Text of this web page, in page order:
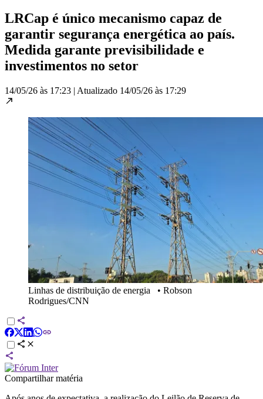
LRCap é único mecanismo capaz de
garantir segurança energética ao país.
Medida garante previsibilidade e
investimentos no setor
14/05/26 às 17:23 | Atualizado 14/05/26 às 17:29
Linhas de distribuição de energia • Robson
Rodrigues/CNN
Compartilhar matéria